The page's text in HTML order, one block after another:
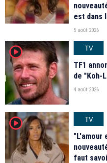
est dans
5 août 2026
player2
TV
TF1
de "Koh-
4 août 2026
player2
TV
"L'amour
faut